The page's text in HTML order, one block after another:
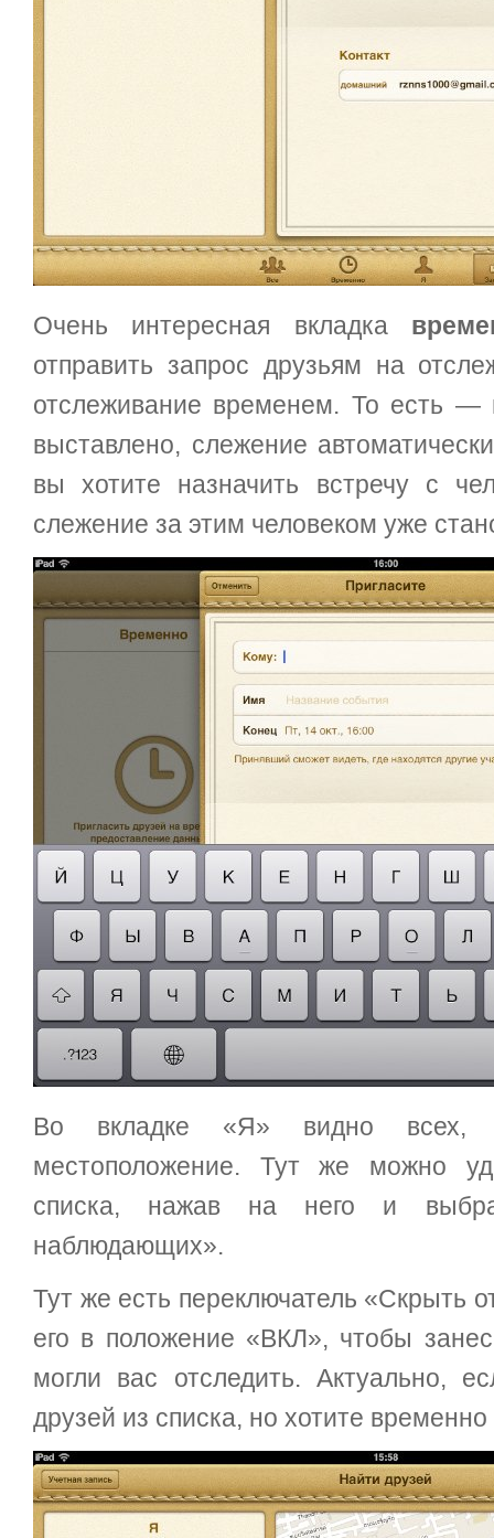
Очень интересная вкладка
отправить запрос друзьям на
отслеживание временем. То есть —
выставлено, слежение
вы хотите назначить встречу с
слежение за этим человеком уже
Во вкладке «Я» видно всех,
местоположение. Тут же можно
списка, нажав на него и
наблюдающих».
Тут же есть переключатель «Скрыть
его в положение «ВКЛ», чтобы
могли вас отследить. Актуально,
друзей из списка, но хотите